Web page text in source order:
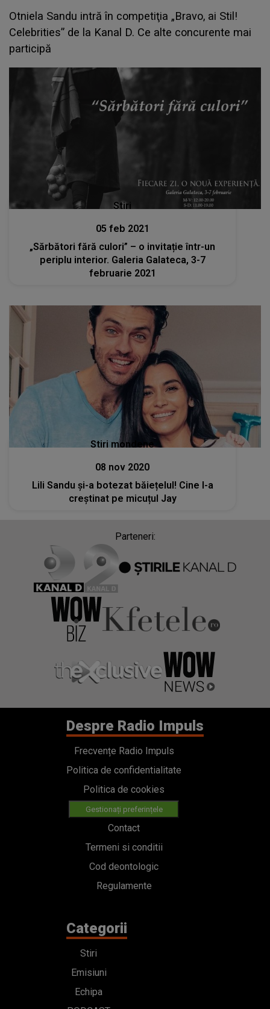
Otniela Sandu intră în competiţia „Bravo, ai Stil!
Celebrities” de la Kanal D. Ce alte concurente mai
participă
Stiri
05 feb 2021
„Sărbători fără culori” – o invitație într-un
periplu interior. Galeria Galateca, 3-7
februarie 2021
Stiri mondene
08 nov 2020
Lili Sandu și-a botezat băiețelul! Cine l-a
creștinat pe micuțul Jay
Parteneri:
Despre Radio Impuls
Frecvențe Radio Impuls
Politica de confidentialitate
Politica de cookies
Gestionați preferințele
Contact
Termeni si conditii
Cod deontologic
Regulamente
Categorii
Stiri
Emisiuni
Echipa